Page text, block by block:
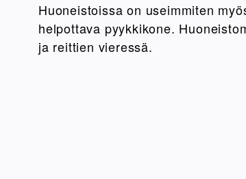
Huoneistoissa on useimmiten
helpottava pyykkikone.
ja reittien vieressä.